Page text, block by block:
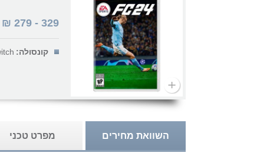
329
-
279
₪
קונסולה:
השוואת מחירים מפרט טכני